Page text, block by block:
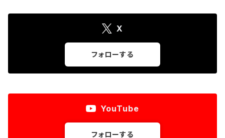
X
フォローする
YouTube
フォローする